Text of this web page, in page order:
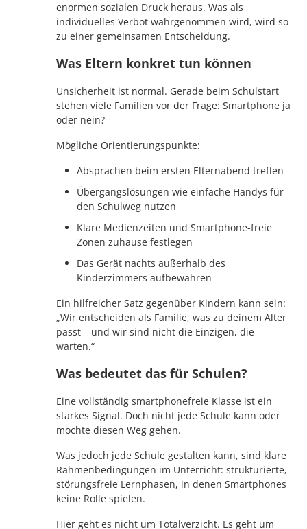
enormen sozialen Druck heraus. Was als
individuelles Verbot wahrgenommen wird, wird so
zu einer gemeinsamen Entscheidung.
Was Eltern konkret tun können
Unsicherheit ist normal. Gerade beim Schulstart
stehen viele Familien vor der Frage: Smartphone ja
oder nein?
Mögliche Orientierungspunkte:
Absprachen beim ersten Elternabend treffen
Übergangslösungen wie einfache Handys für
den Schulweg nutzen
Klare Medienzeiten und Smartphone-freie
Zonen zuhause festlegen
Das Gerät nachts außerhalb des
Kinderzimmers aufbewahren
Ein hilfreicher Satz gegenüber Kindern kann sein:
„Wir entscheiden als Familie, was zu deinem Alter
passt – und wir sind nicht die Einzigen, die
warten.“
Was bedeutet das für Schulen?
Eine vollständig smartphonefreie Klasse ist ein
starkes Signal. Doch nicht jede Schule kann oder
möchte diesen Weg gehen.
Was jedoch jede Schule gestalten kann, sind klare
Rahmenbedingungen im Unterricht: strukturierte,
störungsfreie Lernphasen, in denen Smartphones
keine Rolle spielen.
Hier geht es nicht um Totalverzicht. Es geht um